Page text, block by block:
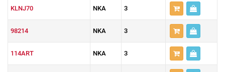
KLNJ70 NKA 3
98214 NKA 3
114ART NKA 3